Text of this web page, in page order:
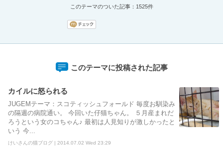
このテーマのついた記事：1525件
このテーマに投稿された記事
カイルに怒られる
JUGEMテーマ：スコティッシュフォールド 毎度お馴染み
の隔週の病院通い。 今回いた仔猫ちゃん。 ５月産まれだ
ろうという女のコちゃん♪ 最初は人見知りが激しかったと
いう 今...
けいさんの猫ブログ | 2014.07.02 Wed 23:29